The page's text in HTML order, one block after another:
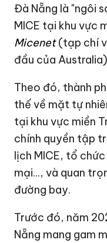
Đà Nẵng là "ngôi
MICE tại khu vực
Micenet(tạp chí
đầu của
Theo đó, thành
thế về mặt tự
tại khu vực miền
chính quyền tập
lịch MICE, tổ
mại..., và quan
đường bay.
Trước đó, năm
Nẵng mang gam